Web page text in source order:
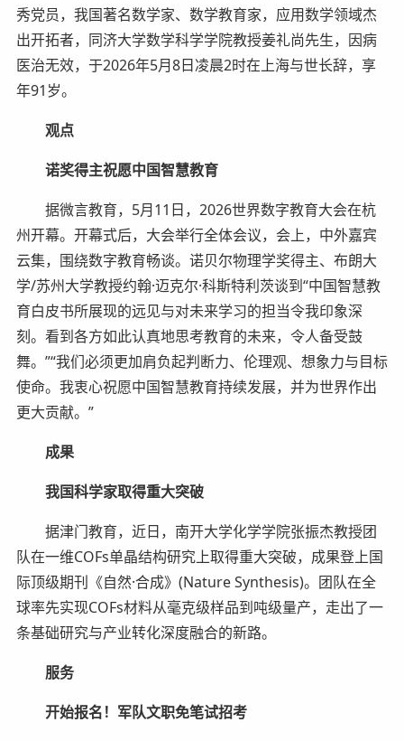
秀党员，我国著名数学家、数学教育家，应用数学领域杰
出开拓者，同济大学数学科学学院教授姜礼尚先生，因病
医治无效，于2026年5月8日凌晨2时在上海与世长辞，享
年91岁。
观点
诺奖得主祝愿中国智慧教育
据微言教育，5月11日，2026世界数字教育大会在杭
州开幕。开幕式后，大会举行全体会议，会上，中外嘉宾
云集，围绕数字教育畅谈。诺贝尔物理学奖得主、布朗大
学/苏州大学教授约翰·迈克尔·科斯特利茨谈到“中国智慧教
育白皮书所展现的远见与对未来学习的担当令我印象深
刻。看到各方如此认真地思考教育的未来，令人备受鼓
舞。”“我们必须更加肩负起判断力、伦理观、想象力与目标
使命。我衷心祝愿中国智慧教育持续发展，并为世界作出
更大贡献。”
成果
我国科学家取得重大突破
据津门教育，近日，南开大学化学学院张振杰教授团
队在一维COFs单晶结构研究上取得重大突破，成果登上国
际顶级期刊《自然·合成》(Nature Synthesis)。团队在全
球率先实现COFs材料从毫克级样品到吨级量产，走出了一
条基础研究与产业转化深度融合的新路。
服务
开始报名！军队文职免笔试招考